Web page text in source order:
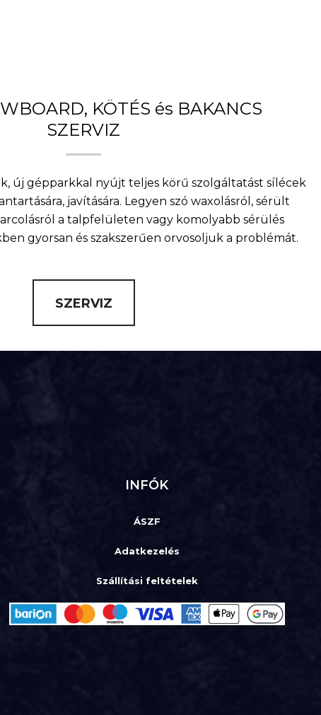
KÖTÉS és BAKANCS
SZERVIZ
új gépparkkal nyújt teljes körű szolgáltatást sílécek
javítására. Legyen szó waxolásról, sérült
a talpfelületen vagy komolyabb sérülés
gyorsan és szakszerűen orvosoljuk a problémát.
SZERVIZ
INFÓK
ÁSZF
Adatkezelés
Szállítási feltételek